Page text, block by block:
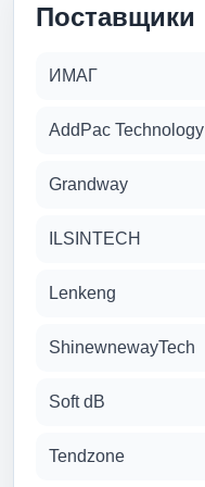
Поставщики
ИМАГ
AddPac Technology
Grandway
ILSINTECH
Lenkeng
ShinewnewayTech
Soft dB
Tendzone